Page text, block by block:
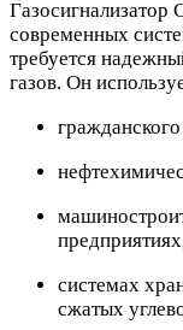
современных
требуется
газов. Он
системах
сжатых